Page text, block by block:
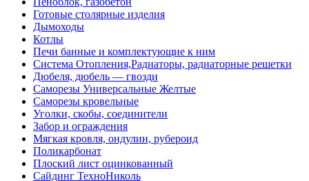
Готовые столярные изделия
Дымоходы
Котлы
Печи банные и комплектующие к ним
Система Отопления,Радиаторы, радиаторные решетки
Дюбеля, дюбель — гвозди
Саморезы Универсальные Желтые
Саморезы кровельные
Уголки, скобы, соединители
Забор и ограждения
Мягкая кровля, ондулин, рубероид
Поликарбонат
Плоский лист оцинкованный
Сайдинг ТехноНиколь